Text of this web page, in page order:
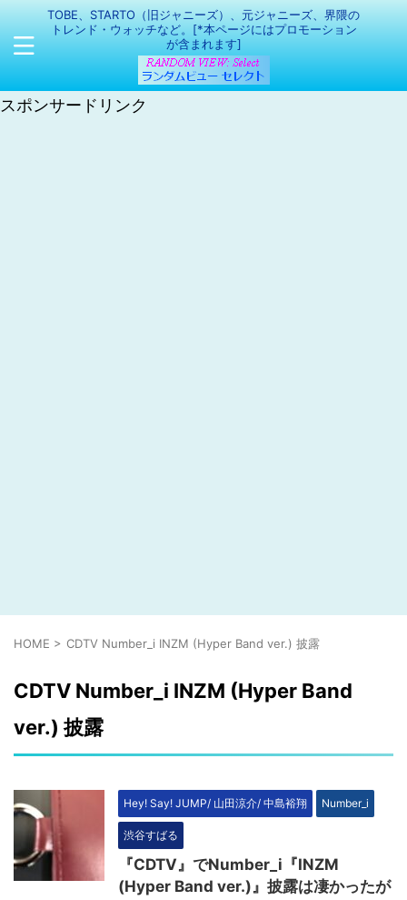
TOBE、STARTO（旧ジャニーズ）、元ジャニーズ、界隈の
トレンド・ウォッチなど。[*本ページにはプロモーション
が含まれます]
スポンサードリンク
HOME > CDTV Number_i INZM (Hyper Band ver.) 披露
CDTV Number_i INZM (Hyper Band
ver.) 披露
Hey! Say! JUMP/ 山田涼介/ 中島裕翔 Number_i
渋谷すばる
『CDTV』でNumber_i『INZM
(Hyper Band ver.)』披露は凄かったが